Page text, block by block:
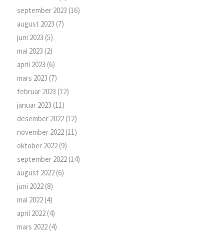
september 2023 (16)
august 2023 (7)
juni 2023 (5)
mai 2023 (2)
april 2023 (6)
mars 2023 (7)
februar 2023 (12)
januar 2023 (11)
desember 2022(12)
november 2022(11)
oktober 2022(9)
september 2022(14)
august 2022(6)
juni 2022(8)
mai 2022(4)
april 2022(4)
mars 2022(4)